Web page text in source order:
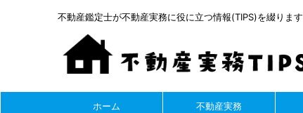
不動産鑑定士が不動産実務に役に立つ情報(TIPS)を綴ります
ホーム 不動産実務